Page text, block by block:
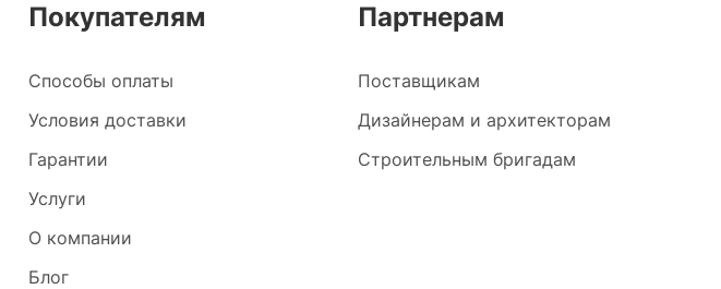
Покупателям
Способы оплаты
Условия доставки
Гарантии
Услуги
О компании
Блог
Партнерам
Поставщикам
Дизайнерам и архитекторам
Строительным бригадам